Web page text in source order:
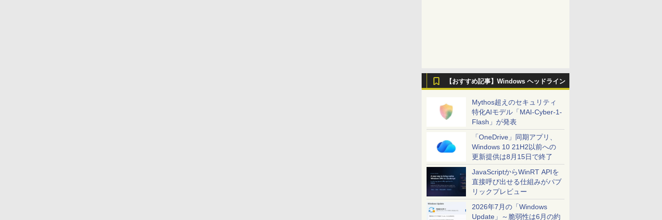
【おすすめ記事】Windows ヘッドライン
Mythos超えのセキュリティ
特化AIモデル「MAI-Cyber-1-
Flash」が発表
「OneDrive」同期アプリ、
Windows 10 21H2以前への
更新提供は8月15日で終了
JavaScriptからWinRT APIを
直接呼び出せる仕組みがパブ
リックプレビュー
2026年7月の「Windows
Update」～脆弱性は6月の約